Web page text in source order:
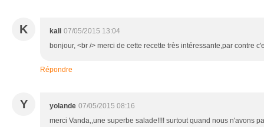
K kali 07/05/2015 13:04
bonjour, <br /> merci de cette recette très intéressante,par contre
Répondre
Y yolande 07/05/2015 08:16
merci Vanda,,une superbe salade!!!! surtout quand nous n'avons